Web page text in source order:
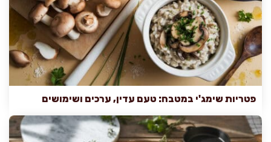
פטריות שימג'י במטבח: טעם עדין, ערכים ושימושים